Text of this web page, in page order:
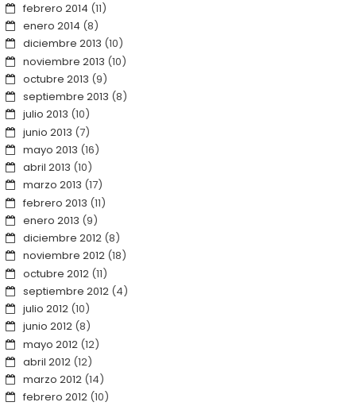
febrero 2014 (11)
enero 2014 (8)
diciembre 2013 (10)
noviembre 2013 (10)
octubre 2013 (9)
septiembre 2013 (8)
julio 2013 (10)
junio 2013 (7)
mayo 2013 (16)
abril 2013 (10)
marzo 2013 (17)
febrero 2013 (11)
enero 2013 (9)
diciembre 2012(8)
noviembre 2012(18)
octubre 2012(11)
septiembre 2012(4)
julio 2012(10)
junio 2012(8)
mayo 2012(12)
abril 2012(12)
marzo 2012(14)
febrero 2012(10)